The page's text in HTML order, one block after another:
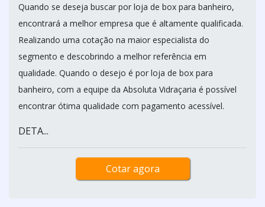
Quando se deseja buscar por loja de box para banheiro,
encontrará a melhor empresa que é altamente qualificada.
Realizando uma cotação na maior especialista do
segmento e descobrindo a melhor referência em
qualidade. Quando o desejo é por loja de box para
banheiro, com a equipe da Absoluta Vidraçaria é possível
encontrar ótima qualidade com pagamento acessível.
DETA...
Cotar agora